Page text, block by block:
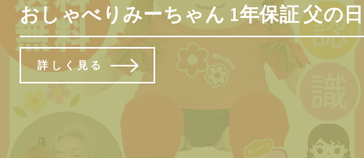
おしゃべりみーちゃん 1年保証 父の
詳しく見る